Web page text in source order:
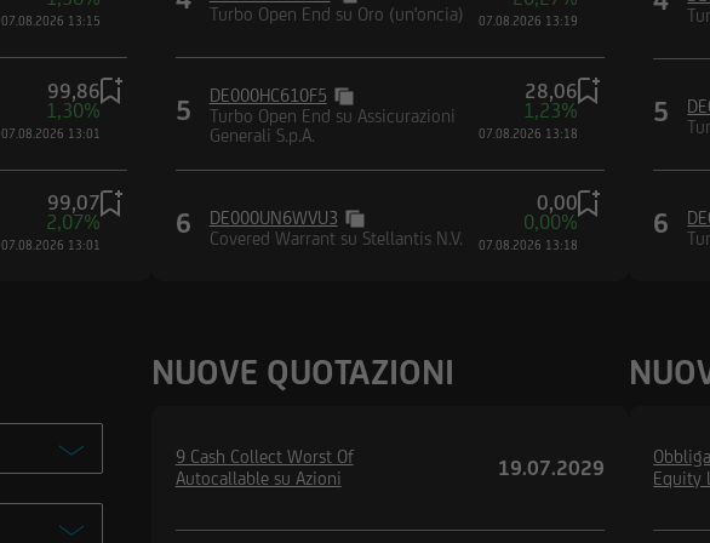
07.08.2026 13:15
99,86
1,30%
07.08.2026 13:01
99,07
2,07%
07.08.2026 13:01
Turbo Open End su Oro (un'oncia)
07.08.2026 13:19
5
DE000HC610F5
Turbo Open End su Assicurazioni
Generali S.p.A.
28,06
1,23%
07.08.2026 13:18
6
DE000UN6WVU3
Covered Warrant su Stellantis N.V.
0,00
0,00%
07.08.2026 13:18
NUOVE QUOTAZIONI
9 Cash Collect Worst Of
Autocallable su Azioni
19.07.2029
5
6
Equity
Dichiaro di avere letto e compreso la suddetta informativa, nonché di accettare e
restrizioni di utilizzo del Sito. Dichiaro, inoltre, di non essere soggetto residente,
attualmente negli Stati Uniti d'America, Canada, Australia, Giappone o negli Altri
S dello United States Securities Act del 1933 e successive modifiche, nonché di
trasmettere negli Stati Uniti d'America né in Canada né in Australia né in Giappone
alcuna informazione e documentazione pubblicata sul Sito.